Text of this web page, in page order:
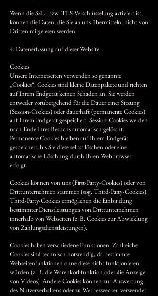
Wenn die SSL- bzw. TLS-Verschlüsselung aktiviert ist,
können die Daten, die Sie an uns übermitteln, nicht von
Dritten mitgelesen werden.
4. Datenerfassung auf dieser Website
Cookies
Unsere Internetseiten verwenden so genannte
„Cookies“. Cookies sind kleine Datenpakete und richten
auf Ihrem Endgerät keinen Schaden an. Sie werden
entweder vorübergehend für die Dauer einer Sitzung
(Session-Cookies) oder dauerhaft (permanente Cookies)
auf Ihrem Endgerät gespeichert. Session-Cookies werden
nach Ende Ihres Besuchs automatisch gelöscht.
Permanente Cookies bleiben auf Ihrem Endgerät
gespeichert, bis Sie diese selbst löschen oder eine
automatische Löschung durch Ihren Webbrowser
erfolgt.
Cookies können von uns (First-Party-Cookies) oder von
Drittunternehmen stammen (sog. Third-Party-Cookies).
Third-Party-Cookies ermöglichen die Einbindung
bestimmter Dienstleistungen von Drittunternehmen
innerhalb von Webseiten (z. B. Cookies zur Abwicklung
von Zahlungsdienstleistungen).
Cookies haben verschiedene Funktionen. Zahlreiche
Cookies sind technisch notwendig, da bestimmte
Webseitenfunktionen ohne diese nicht funktionieren
würden (z. B. die Warenkorbfunktion oder die Anzeige
von Videos). Andere Cookies können zur Auswertung
des Nutzerverhaltens oder zu Werbezwecken verwendet